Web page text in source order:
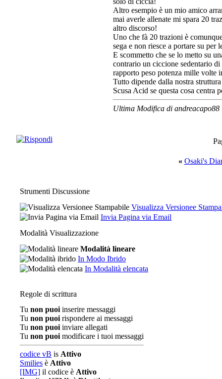
Altro esempio è un mio amico
mai averle allenate mi spara 20
altro discorso!
Uno che fà 20 trazioni è
sega e non riesce a portare su
E scommetto che se lo metto su
contrario un ciccione sedentario
rapporto peso potenza mille volte
Tutto dipende dalla nostra
Scusa Acid se questa cosa
Ultima Modifica di
« Osaki's
Strumenti Discussione
Visualizza Versionee
Invia Pagina via Email
Modalità Visualizzazione
Modalità lineare
In Modo Ibrido
In Modalità elencata
Regole di scrittura
Tu non puoi inserire messaggi
Tu non puoi rispondere ai messaggi
Tu non puoi inviare allegati
Tu non puoi modificare i tuoi messaggi
codice vB is Attivo
Smilies è Attivo
[IMG] il codice è Attivo